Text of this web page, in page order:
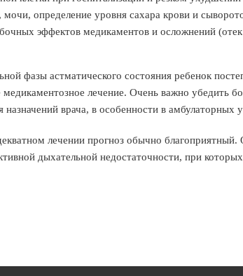
определение уровня сахара крови и
эффектов медикаментов и осложнений (отек
фазы астматического состояния ребенок
лечение. Очень важно убедить
врача, в особенности в амбулаторных
лечении прогноз обычно
дыхательной недостаточности, при